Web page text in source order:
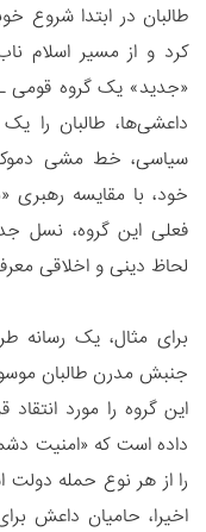
طالبان در ابتدا شروع
کرد و از مسیر اسلام
«جدید» یک گروه قومی
داعشی‌ها، طالبان را
سیاسی، خط مشی
خود، با مقایسه رهبری
فعلی این گروه، نسل
لحاظ دینی و اخلاقی
برای مثال، یک رسانه
جنبش مدرن طالبان موسوم
این گروه را مورد
داده است که «امنیت
را از هر نوع حمله دولت
اخیرا، حامیان داعش